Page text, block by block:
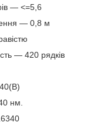
— <=5,6
— 0,8 м
— 420 рядків
нм.